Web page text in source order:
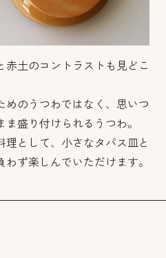
赤土のコントラストも見どこ
めのうつわではなく、思いつ
盛り付けられるうつわ。
として、小さなタパス皿と
ず楽しんでいただけます。